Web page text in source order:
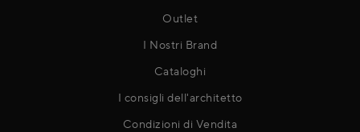
Outlet
I Nostri Brand
Cataloghi
I consigli dell'architetto
Condizioni di Vendita